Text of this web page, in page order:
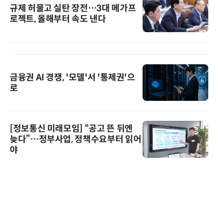
규제 허물고 실탄 장전…3대 메가프
로젝트, 올해부터 속도 낸다
금융권 AI 경쟁, '모델'서 '통제권'으
로
[정보통신 미래모임] “공고 뜬 뒤엔
늦다”…정부사업, 정책수요부터 읽어
야